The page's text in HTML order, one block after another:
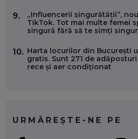
GLOBALĂ, FĂRĂ SĂ PIERZI
TA LOCALĂ - ȘI CE SĂ DAI
EP. 52
ROBERT GRAUR, FOMO:
ÎN SALĂ, DAR ÎNVĂȚĂM UNII DE
DERULO, STEVEN BARTLETT ȘI
ȚIPĂ, CU FEȚELE ACOPERITE.
9.
„Influencerii singurătății”,
TikTok. Tot mai multe femei
singură fără să te simți
10. Harta locurilor din București
gratis. Sunt 271 de
rece și aer condiționat
URMĂREȘTE-NE PE